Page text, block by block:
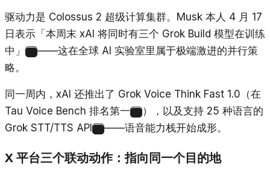
驱动力是 Colossus 2 超级计算集群。Musk 本人 4 月 17
日表示「本周末 xAI 将同时有三个 Grok Build 模型在训练
中」
——这在全球 AI 实验室里属于极端激进的并行策
略。
同一周内，xAI 还推出了 Grok Voice Think Fast 1.0（在
Tau Voice Bench 排名第一
），以及支持 25 种语言的
Grok STT/TTS API
——语音能力栈开始成形。
X 平台三个联动动作：指向同一个目的地